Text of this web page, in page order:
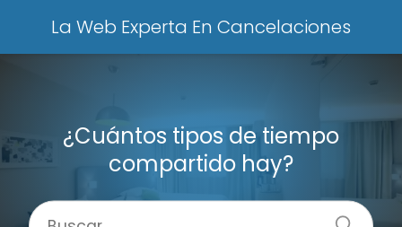
La Web Experta En Cancelaciones
¿Cuántos tipos de tiempo
compartido hay?